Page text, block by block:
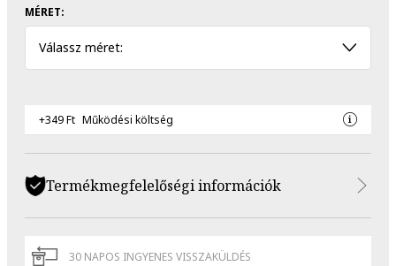
MÉRET:
Válassz méret:
+349 Ft Működési költség
Termékmegfelelőségi információk
30 NAPOS INGYENES VISSZAKÜLDÉS